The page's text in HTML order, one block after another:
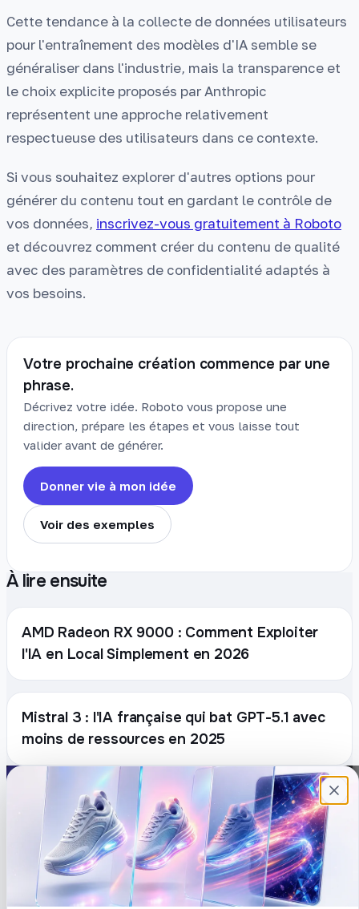
Cette tendance à la collecte de données utilisateurs
pour l'entraînement des modèles d'IA semble se
généraliser dans l'industrie, mais la transparence et
le choix explicite proposés par Anthropic
représentent une approche relativement
respectueuse des utilisateurs dans ce contexte.
Si vous souhaitez explorer d'autres options pour
générer du contenu tout en gardant le contrôle de
vos données, inscrivez-vous gratuitement à Roboto
et découvrez comment créer du contenu de qualité
avec des paramètres de confidentialité adaptés à
vos besoins.
Votre prochaine création commence par une
phrase.
Décrivez votre idée. Roboto vous propose une
direction, prépare les étapes et vous laisse tout
valider avant de générer.
Donner vie à mon idée
Voir des exemples
À lire ensuite
AMD Radeon RX 9000 : Comment Exploiter
l'IA en Local Simplement en 2026
Mistral 3 : l'IA française qui bat GPT-5.1 avec
moins de ressources en 2025
Plateforme française de création de
contenu avec l’IA. Demandez, Roboto crée.
DÉCOUVRIR
Prompts
Blog
COMPTE
Connexion
Créer un compte